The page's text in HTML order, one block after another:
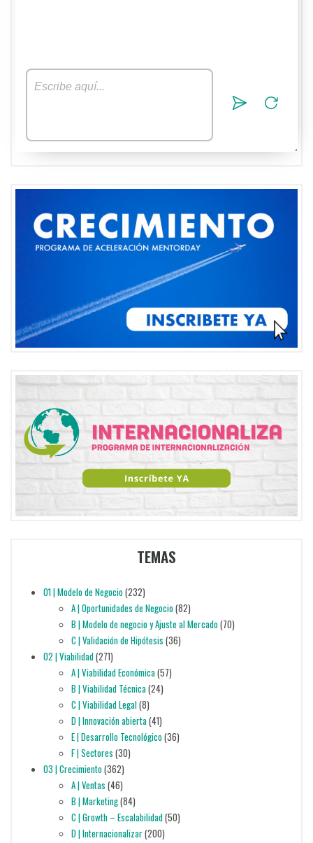
TEMAS
01 | Modelo de Negocio(232)
A | Oportunidades de Negocio(82)
B | Modelo de negocio y Ajuste al Mercado(70)
C | Validación de Hipótesis (36)
02 | Viabilidad(271)
A | Viabilidad Económica(57)
B | Viabilidad Técnica(24)
C | Viabilidad Legal(8)
D | Innovación abierta(41)
E | Desarrollo Tecnológico(36)
F | Sectores (30)
03 | Crecimiento(362)
A | Ventas (46)
B | Marketing(84)
C | Growth – Escalabilidad(50)
D | Internacionalizar(200)